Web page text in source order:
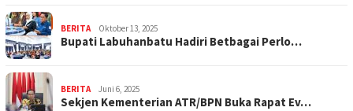
BERITA Oktober 13, 2025
Bupati Labuhanbatu Hadiri Betbagai Perlo…
BERITA Juni 6, 2025
Sekjen Kementerian ATR/BPN Buka Rapat Ev…